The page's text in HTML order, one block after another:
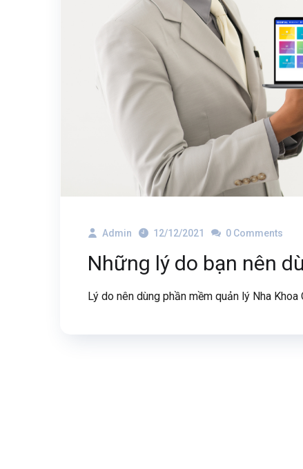
Admin 12/12/2021 0 Comments
Những lý do bạn nên
Lý do nên dùng phần mềm quản lý Nha